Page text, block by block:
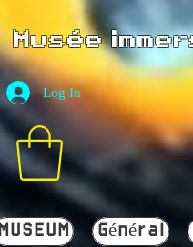
Musée
Log In
MUSEUM Général